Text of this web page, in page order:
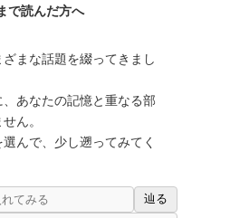
で読んだ方へ
まな話題を綴ってきまし
あなたの記憶と重なる部
ん。
んで、少し遡ってみてく
辿る